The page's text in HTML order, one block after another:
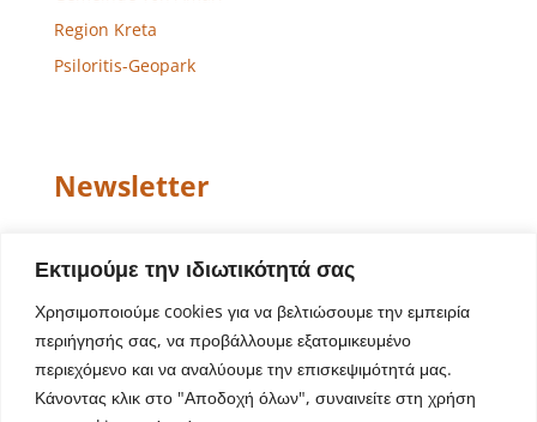
Εκτιμούμε την ιδιωτικότητά σας
Χρησιμοποιούμε cookies για να βελτιώσουμε την εμπειρία
περιήγησής σας, να προβάλλουμε εξατομικευμένο
περιεχόμενο και να αναλύουμε την επισκεψιμότητά μας.
Κάνοντας κλικ στο "Αποδοχή όλων", συναινείτε στη χρήση
Region Kreta
Psiloritis-Geopark
Newsletter